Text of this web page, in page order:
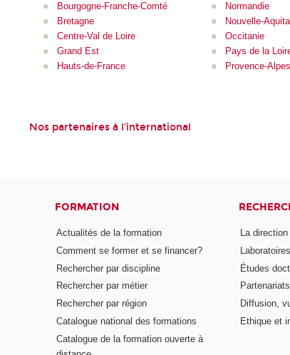
Bourgogne-Franche-Comté
Bretagne
Centre-Val de Loire
Grand Est
Hauts-de-France
Normandie
Nouvelle-
Occitanie
Pays de la
Provence-
Nos partenaires à l'international
FORMATION
Actualités de la formation
Comment se former et se financer?
Rechercher par discipline
Rechercher par métier
Rechercher par région
Catalogue national des formations
Catalogue de la formation ouverte à
La
Laboratoires
Études
Diffusion,
Ethique et